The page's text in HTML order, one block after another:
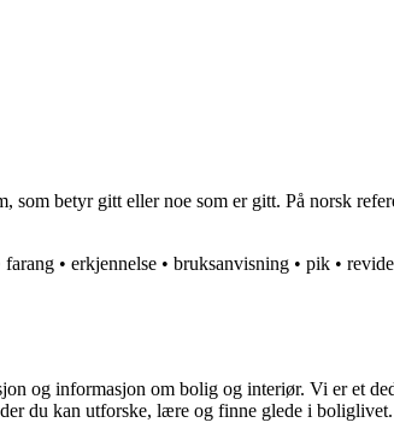
som betyr gitt eller noe som er gitt. På norsk
farang • erkjennelse • bruksanvisning • pik •
og informasjon om bolig og interiør. Vi er et
du kan utforske, lære og finne glede i boliglivet.